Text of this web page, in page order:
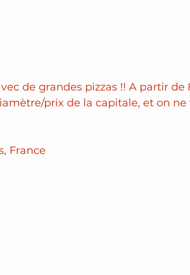
de grandes pizzas !! A partir de
prix de la capitale, et on ne
France